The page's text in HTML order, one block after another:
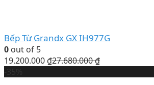
Bếp Từ Grandx GX IH977G
0 out of 5
19.200.000 ₫27.680.000₫